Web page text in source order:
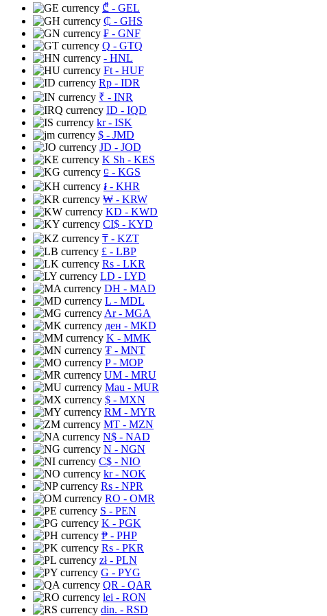
₾ - GEL
₵ - GHS
₣ - GNF
Q - GTQ
- HNL
Ft - HUF
Rp - IDR
₹ - INR
ID - IQD
kr- ISK
$ - JMD
JD - JOD
K Sh - KES
⃀ - KGS
៛ - KHR
₩ - KRW
KD - KWD
CI$ - KYD
₸ - KZT
£ - LBP
Rs - LKR
LD - LYD
DH - MAD
L - MDL
Ar- MGA
ден - MKD
K - MMK
₮ - MNT
P- MOP
UM - MRU
Mau - MUR
$ - MXN
RM - MYR
MT - MZN
N$ - NAD
N - NGN
C$ - NIO
kr- NOK
Rs - NPR
RO - OMR
S - PEN
K - PGK
₱ - PHP
Rs - PKR
zł- PLN
G - PYG
QR - QAR
lei - RON
din. - RSD